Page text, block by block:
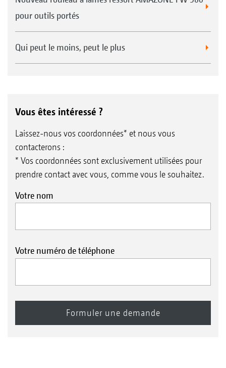
pour outils portés
Qui peut le moins, peut le plus
Vous êtes intéressé ?
Laissez-nous vos coordonnées* et nous vous
contacterons :
* Vos coordonnées sont exclusivement utilisées pour
prendre contact avec vous, comme vous le souhaitez.
Votre nom
Votre numéro de téléphone